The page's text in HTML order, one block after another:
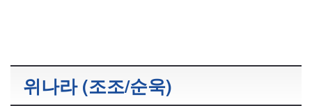
위나라 (조조/순욱)